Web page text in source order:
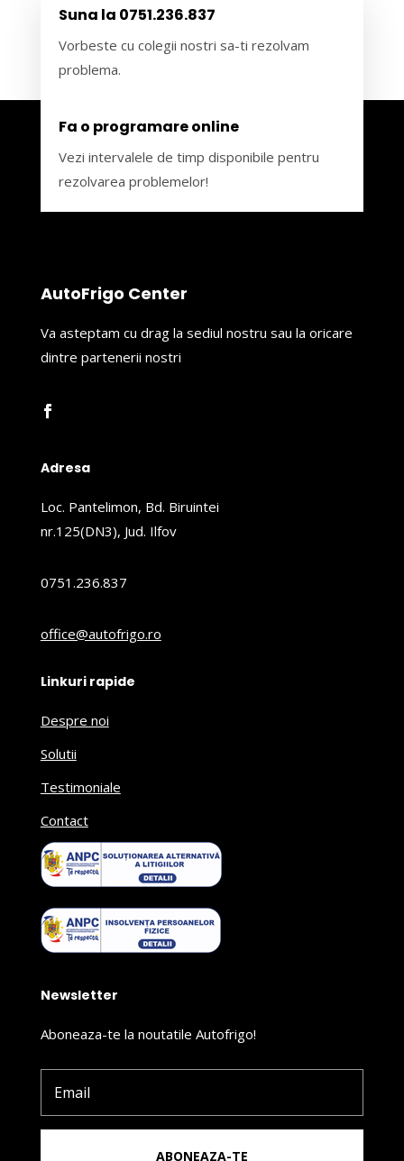
Suna la 0751.236.837
Vorbeste cu colegii nostri sa-ti rezolvam
problema.
Fa o programare online
Vezi intervalele de timp disponibile pentru
rezolvarea problemelor!
AutoFrigo Center
Va asteptam cu drag la sediul nostru sau la oricare
dintre partenerii nostri
Adresa
Loc. Pantelimon, Bd. Biruintei
nr.125(DN3), Jud. Ilfov
0751.236.837
office@autofrigo.ro
Linkuri rapide
Despre noi
Solutii
Testimoniale
Contact
Newsletter
Aboneaza-te la noutatile Autofrigo!
ABONEAZA-TE